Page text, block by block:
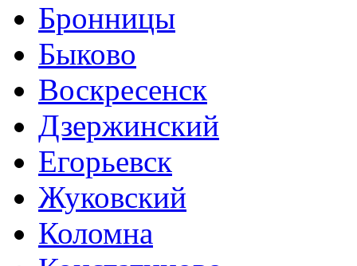
Бронницы
Быково
Воскресенск
Дзержинский
Егорьевск
Жуковский
Коломна